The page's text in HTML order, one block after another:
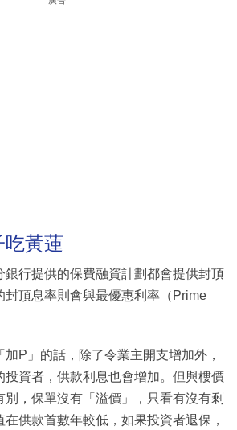
吃黃蓮
銀行提供的保費融資計劃都會提供封頂
封頂息率則會與最優惠利率（Prime
P」的話，除了令業主開支增加外，
投資者，供款利息也會增加。但與樓價
別，保單沒有「溢價」，只看有沒有剩
供款首數年較低，如果投資者退保，